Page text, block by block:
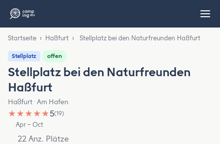
Startseite › Haßfurt › Stellplatz bei den Naturfreunden Haßfurt
Stellplatz offen
Stellplatz bei den Naturfreunden
Haßfurt
Haßfurt · Am Hafen
★ ★ ★ ★ ★5(19)
Apr – Oct
22 Anz. Plätze